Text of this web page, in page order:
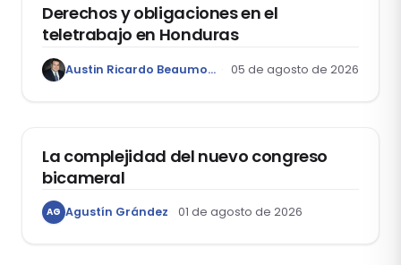
Derechos y obligaciones en el
teletrabajo en Honduras
Austin Ricardo Beaumont Rivera 05 de agosto de 2026
La complejidad del nuevo congreso
bicameral
AG Agustín Grández 01 de agosto de 2026